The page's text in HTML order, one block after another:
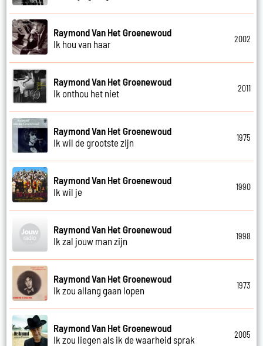
Raymond Van Het Groenewoud
Ik hou van haar
2002
Raymond Van Het Groenewoud
Ik onthou het niet
2011
Raymond Van Het Groenewoud
Ik wil de grootste zijn
1975
Raymond Van Het Groenewoud
Ik wil je
1990
Raymond Van Het Groenewoud
Ik zal jouw man zijn
1998
Raymond Van Het Groenewoud
Ik zou allang gaan lopen
1973
Raymond Van Het Groenewoud
Ik zou liegen als ik de waarheid sprak
2005